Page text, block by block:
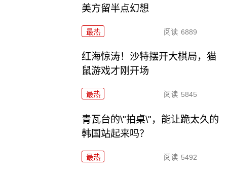
美方留半点幻想
最热 阅读 6889
红海惊涛！沙特摆开大棋局，猫
鼠游戏才刚开场
最热 阅读 5845
青瓦台的\"拍桌\"，能让跪太久的
韩国站起来吗？
最热 阅读 5492